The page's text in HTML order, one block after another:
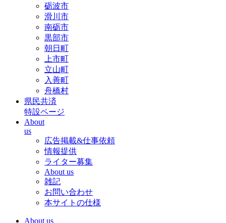
砺波市
滑川市
南砺市
黒部市
朝日町
上市町
立山町
入善町
舟橋村
県民共済
特設ページ
About
us
広告掲載&仕事依頼
情報提供
ライター募集
About us
雑記
お問い合わせ
本サイトの仕様
About us